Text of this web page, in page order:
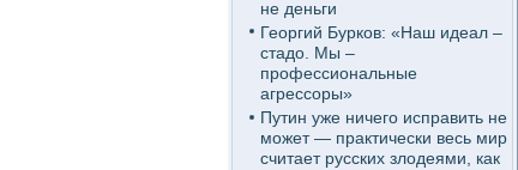
не деньги
Георгий Бурков: «Наш идеал –
стадо. Мы –
профессиональные
агрессоры»
Путин уже ничего исправить не
может — практически весь мир
считает русских злодеями, как